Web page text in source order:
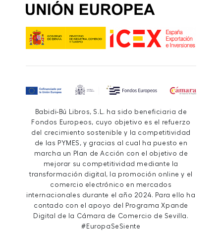
Babidi-Bú Libros, S.L. ha sido beneficiaria de
Fondos Europeos, cuyo objetivo es el refuerzo
del crecimiento sostenible y la competitividad
de las PYMES, y gracias al cual ha puesto en
marcha un Plan de Acción con el objetivo de
mejorar su competitividad mediante la
transformación digital, la promoción online y el
comercio electrónico en mercados
internacionales durante el año 2024. Para ello ha
contado con el apoyo del Programa Xpande
Digital de la Cámara de Comercio de Sevilla.
#EuropaSeSiente